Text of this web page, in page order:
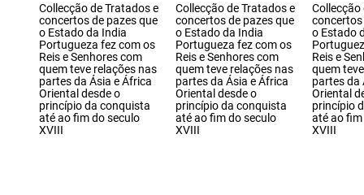
Collecção de Tratados e
concertos de pazes que
o Estado da India
Portugueza fez com os
Reis e Senhores com
quem teve relações nas
partes da Ásia e África
Oriental desde o
princípio da conquista
até ao fim do seculo
XVIII
Collecção de Tratados e
concertos de pazes que
o Estado da India
Portugueza fez com os
Reis e Senhores com
quem teve relações nas
partes da Ásia e África
Oriental desde o
princípio da conquista
até ao fim do seculo
XVIII
Collecção
concertos
o Estado
Reis e
quem
partes da
Oriental
princípio
até ao
XVIII